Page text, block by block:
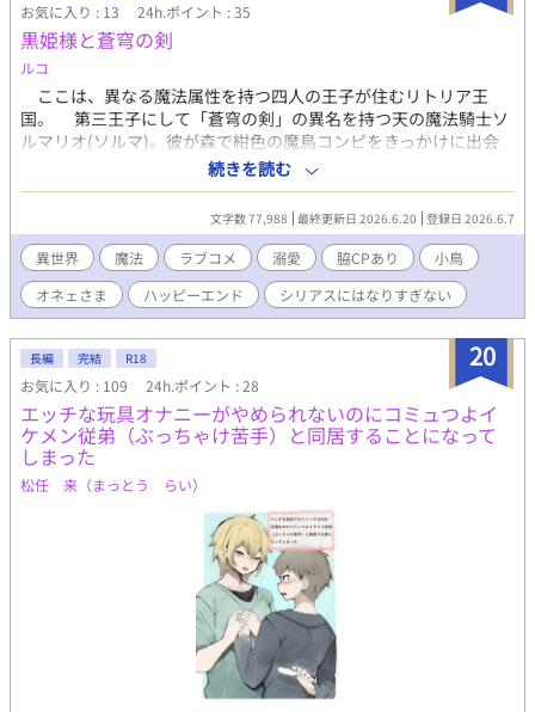
お気に入り : 13 24h.ポイント : 35
黒姫様と蒼穹の剣
ルコ
ここは、異なる魔法属性を持つ四人の王子が住むリトリア王
国。 第三王子にして「蒼穹の剣」の異名を持つ天の魔法騎士ソ
ルマリオ(ソルマ)。彼が森で紺色の魔鳥コンピをきっかけに出会
ったのは、美しき暗黒舞踏魔導士「黒姫様」ピエリス(エリス)だ
った。 男でありながら暗殺者の里で「姫」として育てられたエリ
スは、手指を駆使したキレのある暗黒舞踏で相手の精神を壊す最
凶のツンデレ。 そんなエリスに一目惚れしたソルマの猛アタック
により、二人(と一羽)は、なし崩し的に行動を共にすることに。
襲い来る刺客を相手にド派手な魔法で次々と無双していく二人。
戦闘の後は、暗殺者の里からエリスを救い出した伝説のオネェさ
ま、デイジーが営む酒場『孔雀の扇(ピーコックエヴァンタイ
ユ)』で、美味しい料理と黒月（瓶ビール）を浴びるように飲み干
す、賑やかでハッピーな日々。 だが、エリスの喉元には今も呪
いのチョーカーが嵌められている。「従属」の呪縛は解いたはず
なのに、なぜか外れない謎の首輪……そこには、まだ本人も気づ
いていない「精通抑制」と、王家を憎む女公爵マハリヤの不穏な
気配が漂っていた。 陽キャで天真爛漫青ハッピーな天の魔法騎
士(蒼穹の剣)×クールビューティだけど可憐でかわいいツンデレ
暗黒舞踏魔導士(黒姫様) ドS眼鏡執事×天才第四王子CPもあり。 ⭐︎
お久しぶりすぎでリハビリがてらに、ゆっくり書いています。 ⭐︎
それでも色々ゆるゆる設定です。矛盾があればごめんなさい。 ⭐︎
視点が数話ごとに変わるので話のタイトルに名前を入れていま
す。 ⭐︎R18には＊を付けます。最後の方のみ少なめ予定です。
⭐︎70000〜80000字くらいの予定です。
続きを読む
文字数 77,988 最終更新日 2026.6.20 登録日 2026.6.7
異世界 魔法 ラブコメ 溺愛 脇CPあり
小鳥
オネェさま
ハッピーエンド シリアスにはなりすぎない
20
長編 完結 R18
お気に入り : 109 24h.ポイント : 28
エッチな玩具オナニーがやめられないのにコミュつよイ
ケメン従弟（ぶっちゃけ苦手）と同居することになって
しまった
松任 来（まっとう らい）